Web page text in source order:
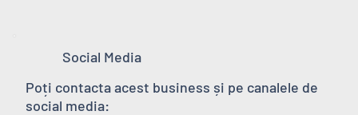
Social Media
Poți contacta acest business și pe canalele de
social media: